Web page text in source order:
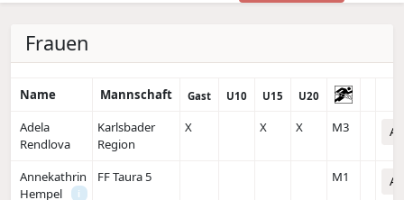
Frauen
Name Mannschaft Gast U10 U15 U20
Adela
Rendlova
Karlsbader
Region
X X X M3
Annekathrin
Hempel
i
FF Taura 5 M1